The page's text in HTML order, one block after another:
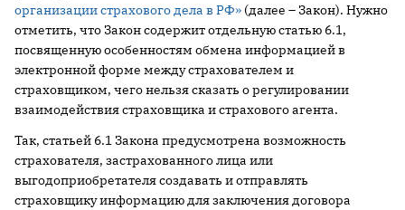
организации страхового дела в РФ» (далее – Закон). Нужно
отметить, что Закон содержит отдельную статью 6.1,
посвященную особенностям обмена информацией в
электронной форме между страхователем и
страховщиком, чего нельзя сказать о регулировании
взаимодействия страховщика и страхового агента.
Так, статьей 6.1 Закона предусмотрена возможность
страхователя, застрахованного лица или
выгодоприобретателя создавать и отправлять
страховщику информацию для заключения договора